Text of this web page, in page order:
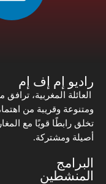
راديو إم إف إم
العائلة المغربية،
ومتنوعة وقريبة من
تخلق رابطًا قويًا مع
أصيلة ومشتركة.
البرامج
المنشطين